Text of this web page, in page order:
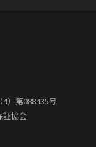
）第088435号
証協会